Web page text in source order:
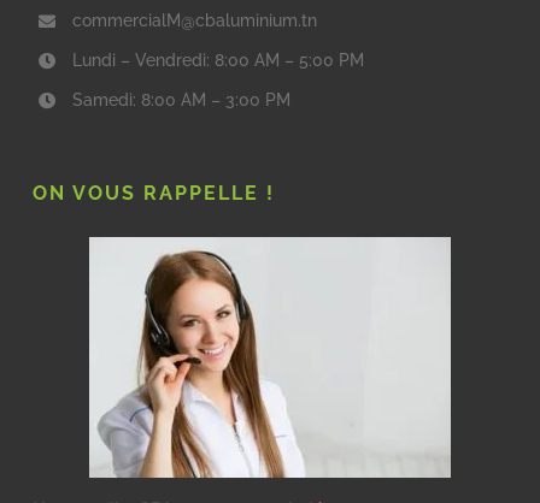
commercialM@cbaluminium.tn
Lundi – Vendredi: 8:00 AM – 5:00 PM
Samedi: 8:00 AM – 3:00 PM
ON VOUS RAPPELLE !